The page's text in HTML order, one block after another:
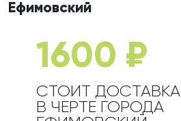
Ефимовский
1600 ₽
СТОИТ ДОСТАВКА
В ЧЕРТЕ ГОРОДА